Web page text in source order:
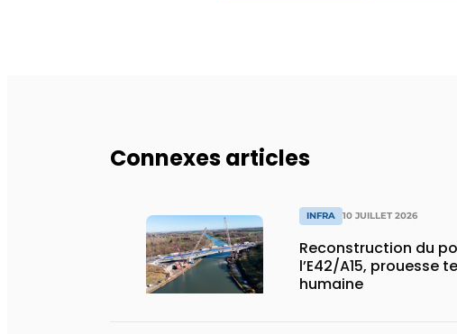
Connexes articles
INFRA 10 JUILLET 2026
Reconstruction du
l’E42/A15, prouesse
humaine